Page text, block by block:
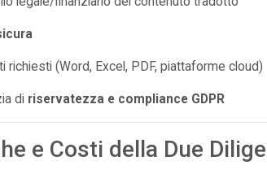
richiesti (Word, Excel, PDF, piattaforme cloud)
di riservatezza e compliance GDPR
e Costi della Due